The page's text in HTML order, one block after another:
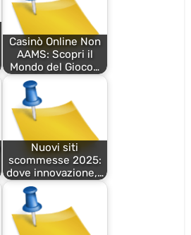
Casinò Online Non
AAMS: Scopri il
Mondo del Gioco…
Nuovi siti
scommesse 2025:
dove innovazione,…